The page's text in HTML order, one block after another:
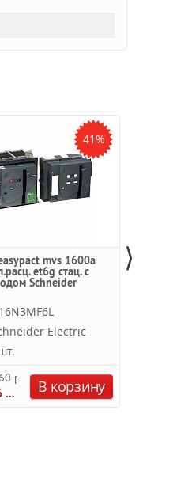
41%
mvs 1600a
et6g стац. с
Schneider
Electric
руб.
783 048,36 руб.
В корзину
⟩